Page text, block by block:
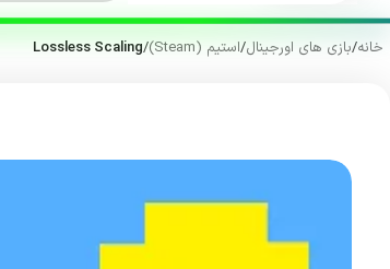
خانه/بازی های اورجینال/استیم (Steam) /
Lossless Scaling